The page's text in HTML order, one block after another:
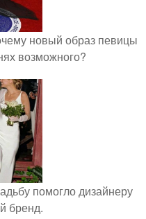
новый образ певицы
возможного?
помогло дизайнеру
бренд.